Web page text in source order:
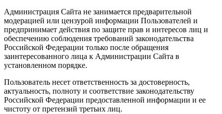
Администрация Сайта не занимается предварительной
модерацией или цензурой информации Пользователей и
предпринимает действия по защите прав и интересов лиц и
обеспечению соблюдения требований законодательства
Российской Федерации только после обращения
заинтересованного лица к Администрации Сайта в
установленном порядке.
Пользователь несет ответственность за достоверность,
актуальность, полноту и соответствие законодательству
Российской Федерации предоставленной информации и ее
чистоту от претензий третьих лиц.